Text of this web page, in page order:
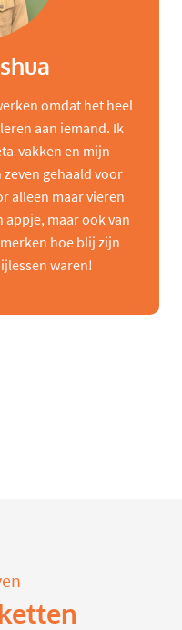
omdat het heel
aan iemand. Ik
vakken en mijn
gehaald voor
alleen maar vieren
appje, maar ook van
hoe blij zijn
waren!